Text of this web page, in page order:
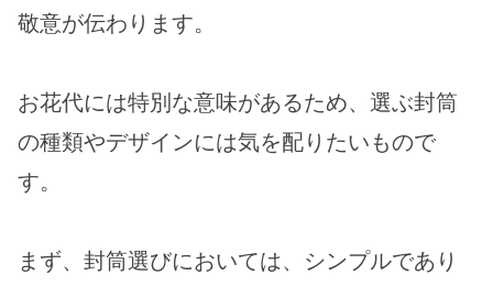
敬意が伝わります。
お花代には特別な意味があるため、選ぶ封筒
の種類やデザインには気を配りたいもので
す。
まず、封筒選びにおいては、シンプルであり